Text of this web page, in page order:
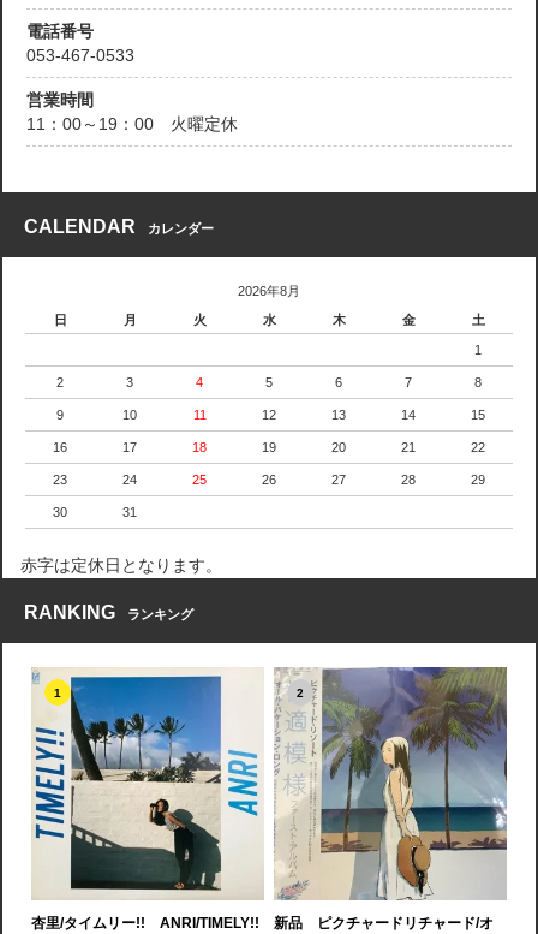
電話番号
053-467-0533
営業時間
11：00～19：00 火曜定休
CALENDAR カレンダー
2026年8月
日
月 火 水 木 金 土
1
2 3 4 5 6 7 8
9 10 11 12 13 14 15
16 17 18 19 20 21 22
23 24 25 26 27 28 29
30 31
赤字は定休日となります。
RANKING ランキング
1
杏里/タイムリー!! ANRI/TIMELY!!
2
新品 ピクチャードリチャード/オ